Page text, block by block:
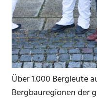
Über 1.000 Bergleute
Bergbauregionen der